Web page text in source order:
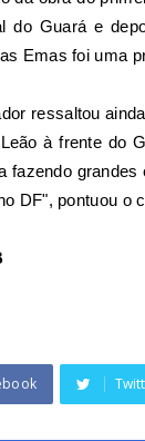
do Guará e
Emas foi uma
ressaltou
à frente do
fazendo
DF", pontuou o